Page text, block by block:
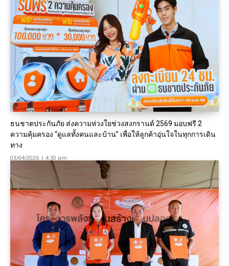
ธนชาตประกันภัย ส่งความห่วงใยช่วงสงกรานต์ 2569 มอบฟรี 2
ความคุ้มครอง “ดูแลทั้งคนและบ้าน” เพื่อให้ลูกค้าอุ่นใจในทุกการเดิน
ทาง
03/04/2026 | 4:30 pm